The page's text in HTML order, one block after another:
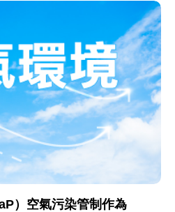
）空氣污染管制作為